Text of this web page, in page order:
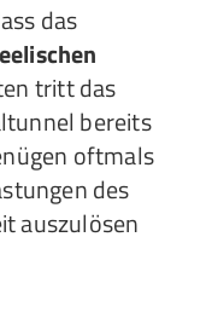
das
tritt das
bereits
oftmals
des
auszulösen